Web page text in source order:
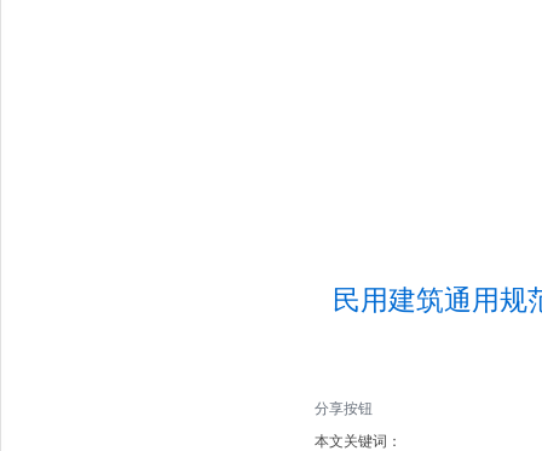
民用建筑通用规
分享按钮
本文关键词：